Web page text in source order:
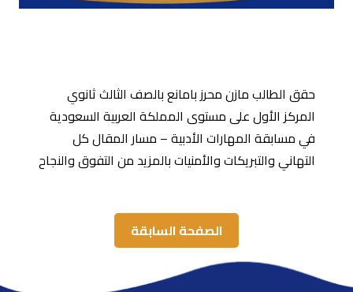
حقق الطالب مازن محرز بامانع بالصف الثالث ثانوي
المركز الأول على مستوى المملكة العربية السعودية
في مسابقة المهارات الأدبية – مسار المقال كل
التهاني والتبريكات والأمنيات بالمزيد من التفوق والنجاح
الصفحة السابقة